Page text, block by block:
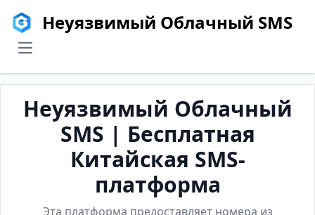
Неуязвимый Облачный SMS
menu
Неуязвимый Облачный
SMS | Бесплатная
Китайская SMS-
платформа
Эта платформа предоставляет номера из